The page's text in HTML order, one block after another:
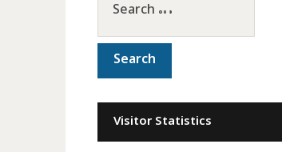
Visitor Statistics